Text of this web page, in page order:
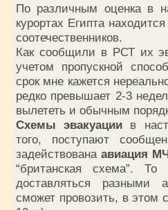
По различным оценка в
курортах Египта
соотечественников.
Как сообщили в РСТ их
учетом пропускной
срок мне кажется
редко превышает 2-3
вылететь и обычным
Схемы эвакуации в
того, поступают
задействованаавиация
“британская схема”.
доставляться разными
сможет провозить, в этом